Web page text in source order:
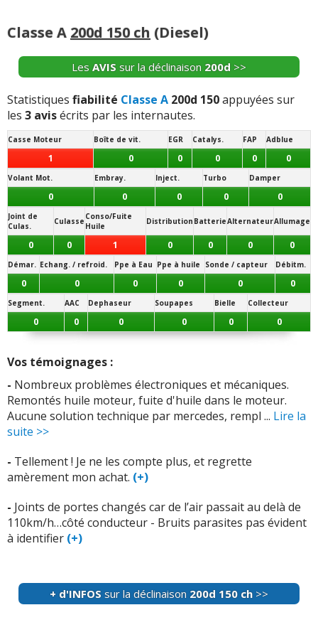
-- Caméra de recul écran noir - Voyant moteur
+ d'INFOSsur la déclinaison180d V1 116 ch>>
Classe A 200d 150 ch (Diesel)
Les AVIS sur la déclinaison 200d >>
Statistiques fiabilité Classe A 200d 150appuyées sur
les 3 avisécrits par les internautes.
Casse Moteur Boîte de vit. EGR Catalys. FAP Adblue
1 0 0 0 0 0
Volant Mot. Embray. Inject. Turbo Damper
0 0 0 0 0
Joint de
Culas.
Culasse Conso/Fuite
Huile
Distribution BatterieAlternateurAllumage
0 0 1 0 0 0 0
Démar. Echang. / refroid. Ppe à Eau Ppe à huile Sonde / capteur Débitm.
0 0 0 0 0 0
Segment. AAC Dephaseur Soupapes Bielle Collecteur
0 0 0 0 0 0
Vos témoignages :
- Nombreux problèmes électroniques et mécaniques.
Remontés huile moteur, fuite d'huile dans le moteur.
Aucune solution technique par mercedes, rempl ... Lire la
suite >>
- Tellement ! Je ne les compte plus, et regrette
amèrement mon achat. (+)
- Joints de portes changés car de l’air passait au delà de
110km/h…côté conducteur - Bruits parasites pas évident
à identifier (+)
+ d'INFOS sur la déclinaison 200d 150 ch >>